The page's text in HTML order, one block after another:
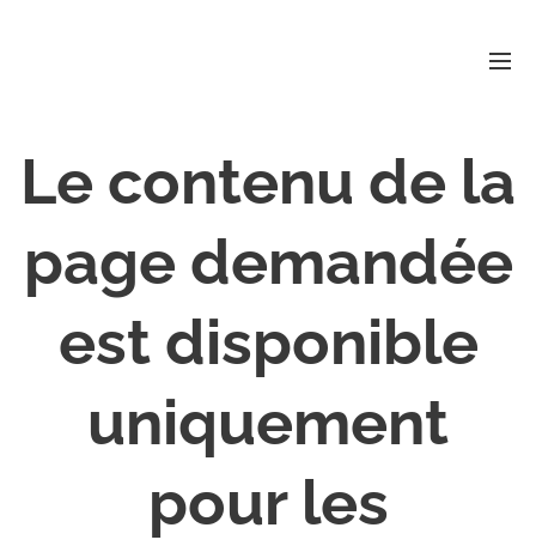
Le contenu de la
page demandée
est disponible
uniquement
pour les